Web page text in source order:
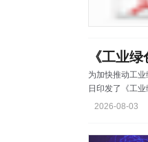
《工业
为加快推动工
日印发了《工
部节能与综合
2026-08-03